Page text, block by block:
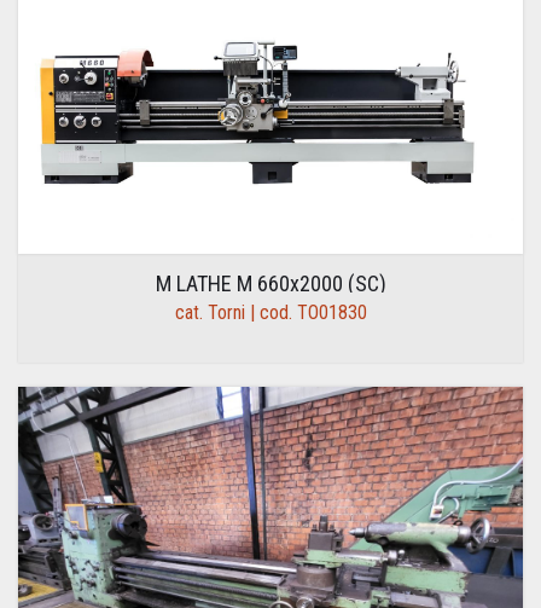
M LATHE M 660x2000 (SC)
cat. Torni | cod. TO01830